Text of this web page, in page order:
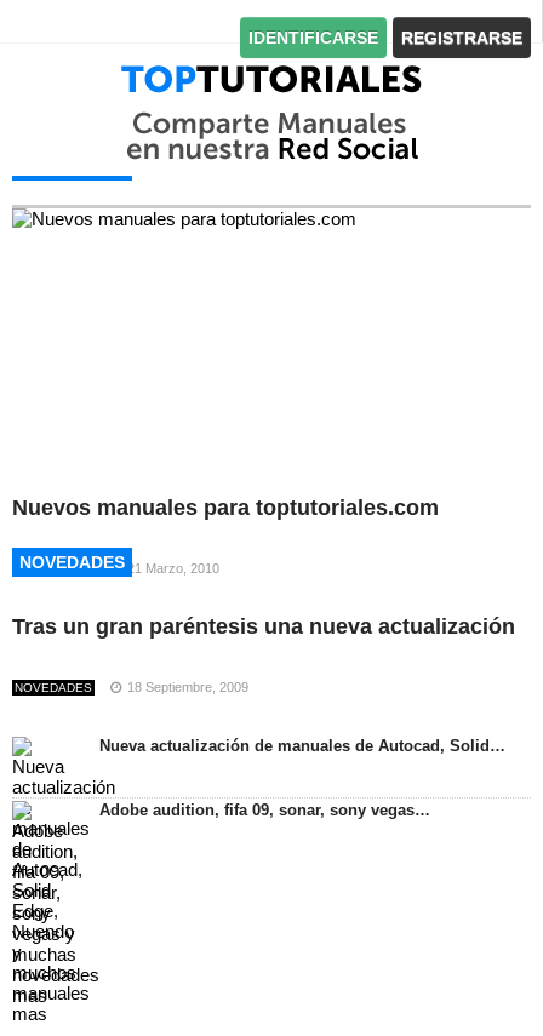
IDENTIFICARSE REGISTRARSE
Nuevos manuales para toptutoriales.com
NOVEDADES 21 Marzo, 2010
Tras un gran paréntesis una nueva actualización
NOVEDADES 18 Septiembre, 2009
NOVEDADES
NOVEDADES
Nueva actualización de manuales de Autocad, Solid…
Adobe audition, fifa 09, sonar, sony vegas…